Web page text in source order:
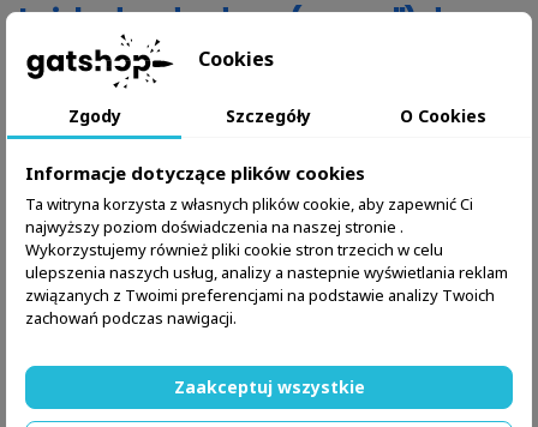
Lejek standardowy (magwell) do
Glocka 17 / 34 / 45 generacji 5
Opis produktu
Lejek standardowy (magwell) Toni System do Glocka
17/34/45 generacji 5 to wysokiej jakości produkt, który
ułatwia i przyspiesza wymianę magazynka. Zapewnia
pewniejszy chwyt oraz zwiększa ergonomię broni, co
czyni go idealnym wyborem dla strzelców sportowych i
entuzjastów Glocka. Lejek jest kompatybilny z
następującymi stopkami Toni System do originalnych
magazynków Glock:
Stopka +1 nabój
Stopka +2 naboje
Stopka +9 nabojów
Kompatybilność lejka
Cookies
Zgody Szczegóły O Cookies
Informacje dotyczące plików cookies
Ta witryna korzysta z własnych plików cookie, aby zapewnić Ci
najwyższy poziom doświadczenia na naszej stronie .
Wykorzystujemy również pliki cookie stron trzecich w celu
ulepszenia naszych usług, analizy a nastepnie wyświetlania reklam
związanych z Twoimi preferencjami na podstawie analizy Twoich
zachowań podczas nawigacji.
Zaakceptuj wszystkie